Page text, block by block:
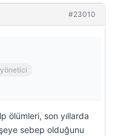
#23010
ölümleri, son yıllarda
sebep olduğunu